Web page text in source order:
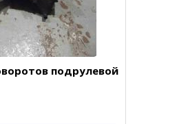
подрулевой